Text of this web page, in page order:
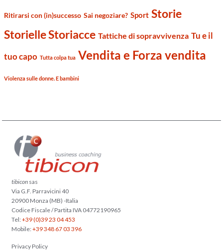
Ritirarsi con (in)successo Sai negoziare? Sport Storie
Storielle Storiacce Tattiche di sopravvivenza Tu e il
tuo capo Tutta colpa tua Vendita e Forza vendita
Violenza sulle donne. E bambini
tibicon sas
Via G.F. Parravicini 40
20900 Monza (MB) -Italia
Codice Fiscale / Partita IVA 04772190965
Tel:+39 (0)39 23 04 453
Mobile:+39 348 67 03 396
Privacy Policy